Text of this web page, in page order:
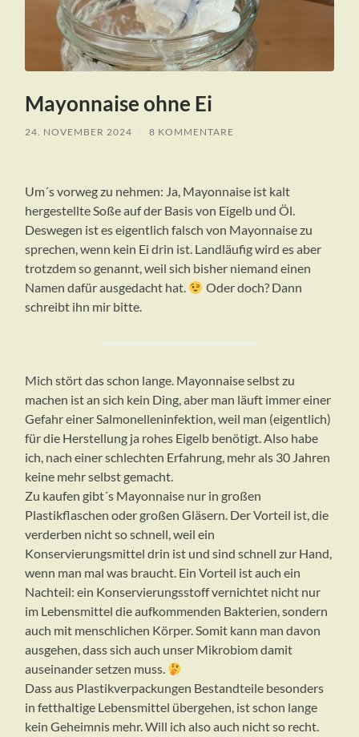
Mayonnaise ohne Ei
24. NOVEMBER 2024 8 KOMMENTARE
Um´s vorweg zu nehmen: Ja, Mayonnaise ist kalt
hergestellte Soße auf der Basis von Eigelb und Öl.
Deswegen ist es eigentlich falsch von Mayonnaise zu
sprechen, wenn kein Ei drin ist. Landläufig wird es aber
trotzdem so genannt, weil sich bisher niemand einen
Namen dafür ausgedacht hat.
Oder doch? Dann
schreibt ihn mir bitte.
Mich stört das schon lange. Mayonnaise selbst zu
machen ist an sich kein Ding, aber man läuft immer einer
Gefahr einer Salmonelleninfektion, weil man (eigentlich)
für die Herstellung ja rohes Eigelb benötigt. Also habe
ich, nach einer schlechten Erfahrung, mehr als 30 Jahren
keine mehr selbst gemacht.
Zu kaufen gibt´s Mayonnaise nur in großen
Plastikflaschen oder großen Gläsern. Der Vorteil ist, die
verderben nicht so schnell, weil ein
Konservierungsmittel drin ist und sind schnell zur Hand,
wenn man mal was braucht. Ein Vorteil ist auch ein
Nachteil: ein Konservierungsstoff vernichtet nicht nur
im Lebensmittel die aufkommenden Bakterien, sondern
auch mit menschlichen Körper. Somit kann man davon
ausgehen, dass sich auch unser Mikrobiom damit
auseinander setzen muss.
Dass aus Plastikverpackungen Bestandteile besonders
in fetthaltige Lebensmittel übergehen, ist schon lange
kein Geheimnis mehr. Will ich also auch nicht so recht.